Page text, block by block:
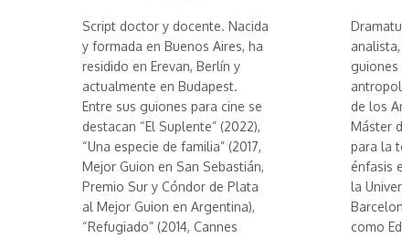
Script doctor y docente. Nacida
y formada en Buenos Aires, ha
residido en Erevan, Berlín y
actualmente en Budapest.
Entre sus guiones para cine se
destacan “El Suplente” (2022),
“Una especie de familia” (2017,
Mejor Guion en San Sebastián,
Premio Sur y Cóndor de Plata
al Mejor Guion en Argentina),
“Refugiado” (2014, Cannes
guiones
de los
Máster
para la
énfasis
la
como